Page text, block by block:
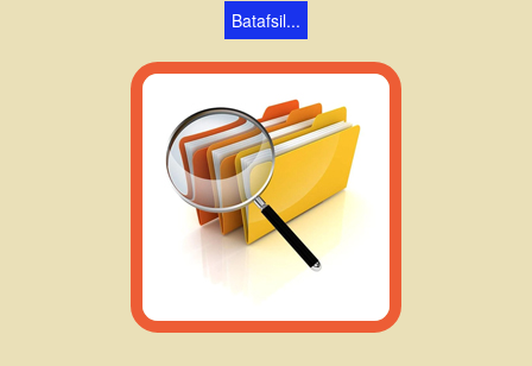
Batafsil...